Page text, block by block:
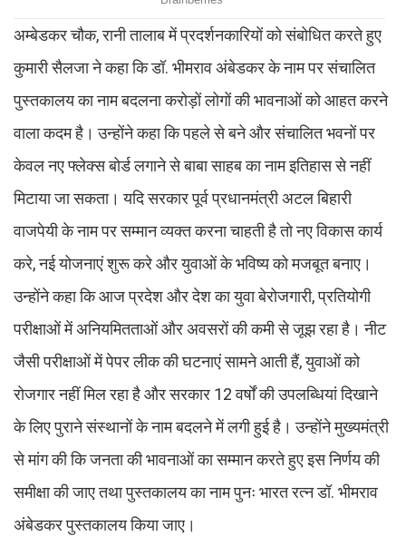
अम्बेडकर चौक, रानी तालाब में प्रदर्शनकारियों को संबोधित करते हुए
कुमारी सैलजा ने कहा कि डॉ. भीमराव अंबेडकर के नाम पर संचालित
पुस्तकालय का नाम बदलना करोड़ों लोगों की भावनाओं को आहत करने
वाला कदम है। उन्होंने कहा कि पहले से बने और संचालित भवनों पर
केवल नए फ्लेक्स बोर्ड लगाने से बाबा साहब का नाम इतिहास से नहीं
मिटाया जा सकता। यदि सरकार पूर्व प्रधानमंत्री अटल बिहारी
वाजपेयी के नाम पर सम्मान व्यक्त करना चाहती है तो नए विकास कार्य
करे, नई योजनाएं शुरू करे और युवाओं के भविष्य को मजबूत बनाए।
उन्होंने कहा कि आज प्रदेश और देश का युवा बेरोजगारी, प्रतियोगी
परीक्षाओं में अनियमितताओं और अवसरों की कमी से जूझ रहा है। नीट
जैसी परीक्षाओं में पेपर लीक की घटनाएं सामने आती हैं, युवाओं को
रोजगार नहीं मिल रहा है और सरकार 12 वर्षों की उपलब्धियां दिखाने
के लिए पुराने संस्थानों के नाम बदलने में लगी हुई है। उन्होंने मुख्यमंत्री
से मांग की कि जनता की भावनाओं का सम्मान करते हुए इस निर्णय की
समीक्षा की जाए तथा पुस्तकालय का नाम पुनः भारत रत्न डॉ. भीमराव
अंबेडकर पुस्तकालय किया जाए।